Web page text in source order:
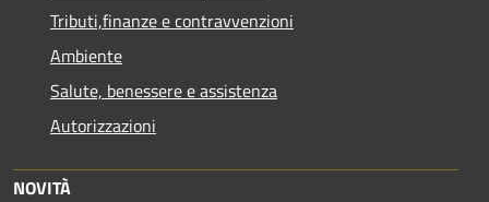
Tributi,finanze e contravvenzioni
Ambiente
Salute, benessere e assistenza
Autorizzazioni
NOVITÀ